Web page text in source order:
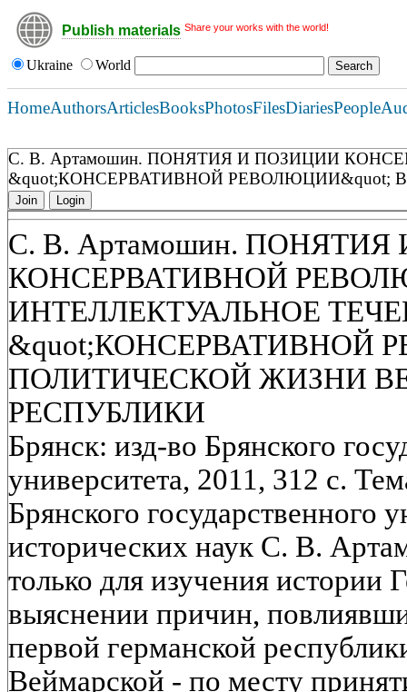
Publish materials Share your works with the world!
Ukraine World
HomeAuthorsArticlesBooksPhotosFilesDiariesPeople
С. В. Артамошин. ПОНЯТИЯ И ПОЗИЦИИ
&quot;КОНСЕРВАТИВНОЙ
Join Login
С. В. Артамошин.
КОНСЕРВАТИВНОЙ
ИНТЕЛЛЕКТУАЛЬНОЕ
&quot;КОНСЕРВАТИВНОЙ
ПОЛИТИЧЕСКОЙ ЖИЗНИ
РЕСПУБЛИКИ
Брянск: изд-во Брянского
университета, 2011, 312 с.
Брянского государственного
исторических наук С. В.
только для изучения истории
выяснении причин,
первой германской
Веймарской - по месту